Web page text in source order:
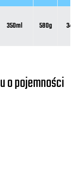
350ml 580g
o pojemności